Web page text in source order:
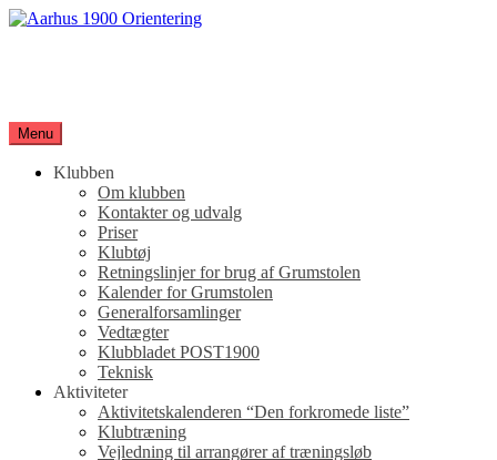
Spring
Menu
Klubben
Om klubben
Kontakter og udvalg
Priser
Klubtøj
Retningslinjer for brug af Grumstolen
Kalender for Grumstolen
Generalforsamlinger
Vedtægter
Klubbladet POST1900
Teknisk
Aktiviteter
Aktivitetskalenderen “Den forkromede liste”
Klubtræning
Vejledning til arrangører af træningsløb